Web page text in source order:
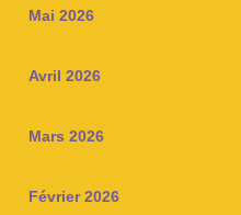
Mai 2026
Avril 2026
Mars 2026
Février 2026